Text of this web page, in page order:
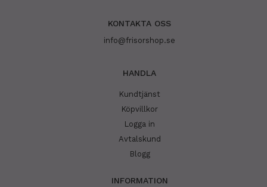
KONTAKTA OSS
info@frisorshop.se
HANDLA
Kundtjänst
Köpvillkor
Logga in
Avtalskund
Blogg
INFORMATION